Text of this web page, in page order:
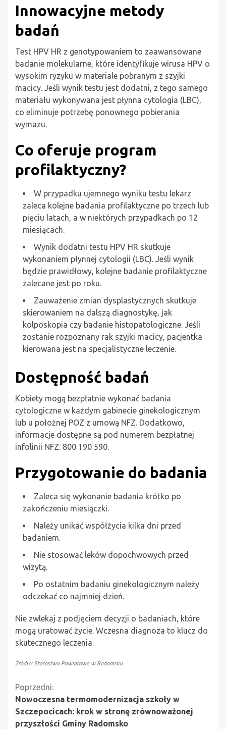
Innowacyjne metody
badań
Test HPV HR z genotypowaniem to zaawansowane
badanie molekularne, które identyfikuje wirusa HPV o
wysokim ryzyku w materiale pobranym z szyjki
macicy. Jeśli wynik testu jest dodatni, z tego samego
materiału wykonywana jest płynna cytologia (LBC),
co eliminuje potrzebę ponownego pobierania
wymazu.
Co oferuje program
profilaktyczny?
W przypadku ujemnego wyniku testu lekarz
zaleca kolejne badania profilaktyczne po trzech lub
pięciu latach, a w niektórych przypadkach po 12
miesiącach.
Wynik dodatni testu HPV HR skutkuje
wykonaniem płynnej cytologii (LBC). Jeśli wynik
będzie prawidłowy, kolejne badanie profilaktyczne
zalecane jest po roku.
Zauważenie zmian dysplastycznych skutkuje
skierowaniem na dalszą diagnostykę, jak
kolposkopia czy badanie histopatologiczne. Jeśli
zostanie rozpoznany rak szyjki macicy, pacjentka
kierowana jest na specjalistyczne leczenie.
Dostępność badań
Kobiety mogą bezpłatnie wykonać badania
cytologiczne w każdym gabinecie ginekologicznym
lub u położnej POZ z umową NFZ. Dodatkowo,
informacje dostępne są pod numerem bezpłatnej
infolinii NFZ: 800 190 590.
Przygotowanie do badania
Zaleca się wykonanie badania krótko po
zakończeniu miesiączki.
Należy unikać współżycia kilka dni przed
badaniem.
Nie stosować leków dopochwowych przed
wizytą.
Po ostatnim badaniu ginekologicznym należy
odczekać co najmniej dzień.
Nie zwlekaj z podjęciem decyzji o badaniach, które
mogą uratować życie. Wczesna diagnoza to klucz do
skutecznego leczenia.
Źródło: Starostwo Powiatowe w Radomsku
Kontynuuj
czytanie
Poprzedni:
Nowoczesna termomodernizacja szkoły w
Szczepocicach: krok w stronę zrównoważonej
przyszłości Gminy Radomsko